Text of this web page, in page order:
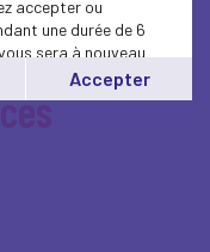
accepter ou
une durée de 6
sera à nouveau
moment en
Accepter